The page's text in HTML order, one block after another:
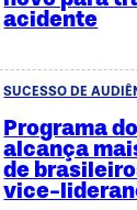
acidente
SUCESSO DE
Programa
alcança
de
vice-